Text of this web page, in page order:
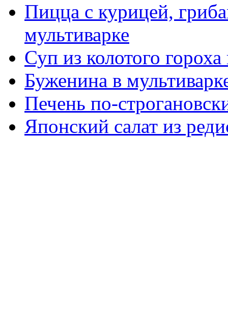
Пицца с курицей,
мультиварке
Суп из колотого
Буженина в
Печень по-
Японский салат из